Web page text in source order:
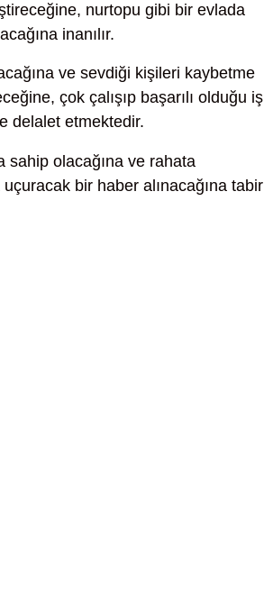
nurtopu gibi bir evlada
inanılır.
ve sevdiği kişileri kaybetme
çok çalışıp başarılı olduğu iş
delalet etmektedir.
sahip olacağına ve rahata
bir haber alınacağına tabir